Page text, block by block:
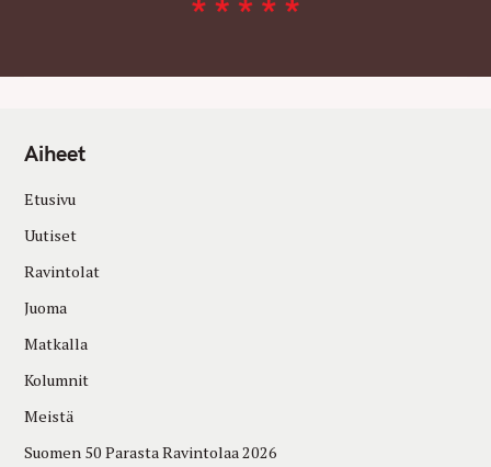
Aiheet
Etusivu
Uutiset
Ravintolat
Juoma
Matkalla
Kolumnit
Meistä
Suomen 50 Parasta Ravintolaa 2026